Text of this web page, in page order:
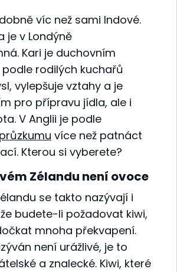
víc než sami Indové.
je v Londýně
Kari je duchovním
rodilých kuchařů
vylepšuje vztahy a je
pro přípravu jídla, ale i
V Anglii je podle
průzkumu více než patnáct
Kterou si vyberete?
Zélandu není ovoce
se takto nazývají i
budete-li požadovat kiwi,
mnoha překvapení.
není urážlivé, je to
a znalecké. Kiwi, které